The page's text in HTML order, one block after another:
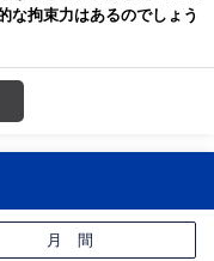
な拘束力はあるのでしょう
月 間